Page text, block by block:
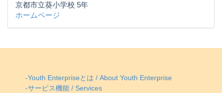
京都市立葵小学校 5年
ホームページ
-Youth Enterpriseとは / About Youth Enterprise
-サービス機能 / Services